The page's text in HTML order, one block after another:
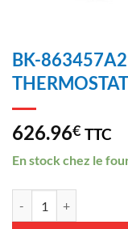
BK-863457A2
626.96€ TTC
En stock chez le